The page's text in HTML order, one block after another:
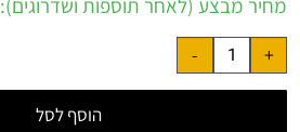
מחיר מבצע (לאחר תוספות ושדרוגים):
הוסף לסל